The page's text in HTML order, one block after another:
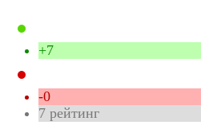
+7
-0
7 рейтинг